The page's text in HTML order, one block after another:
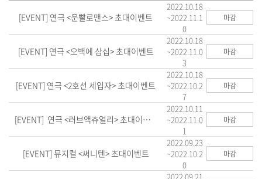
[EVENT] 연극 <운빨로맨스> 초대이벤트
2022.10.18
~2022.11.1
0
마감
[EVENT] 연극 <오백에 삼십> 초대이벤트
2022.10.18
~2022.11.0
3
마감
[EVENT] 연극 <2호선 세입자> 초대이벤트
2022.10.18
~2022.10.2
7
마감
[EVENT] 연극 <러브액츄얼리> 초대이벤트
2022.10.11
~2022.11.0
1
마감
[EVENT] 뮤지컬 <써니텐> 초대이벤트
2022.09.23
~2022.10.2
0
마감
2022.09.21